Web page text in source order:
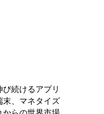
続けるアプリ
末、マネタイズ